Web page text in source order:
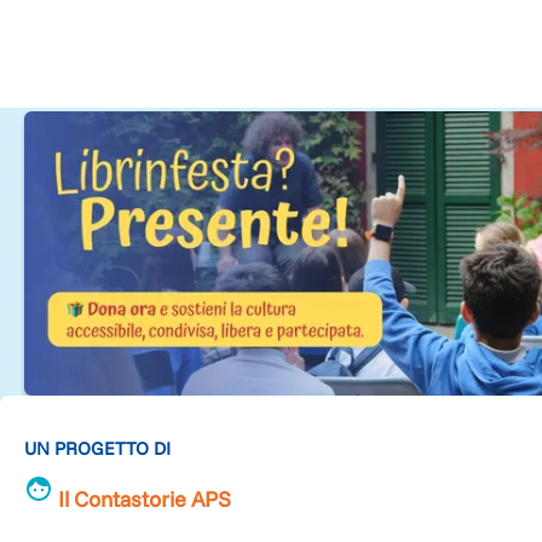
UN PROGETTO DI
Il Contastorie APS